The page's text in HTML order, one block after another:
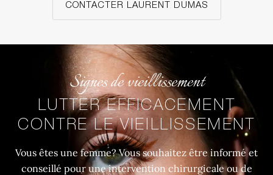
CONTACTER LAURENT DUMAS
Signes de vieillissement
LUTTER EFFICACEMENT
CONTRE LE VIEILLISSEMENT
Vous êtes une femme? Vous souhaitez être informé et
conseillé pour une intervention chirurgicale ou de